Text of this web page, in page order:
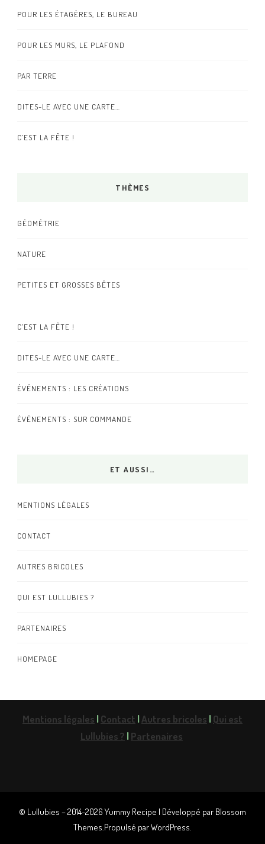
POUR LES ÉTAGÈRES, LE BUREAU
POUR LES MURS, LE PLAFOND
PAR TERRE
DITES-LE AVEC UNE CARTE…
C’EST LA FÊTE !
THÈMES
GÉOMÉTRIE
NATURE
PETITES ET GROSSES BÊTES
C’EST LA FÊTE !
DITES-LE AVEC UNE CARTE…
ÉVÉNEMENTS : LES CRÉATIONS
ÉVÉNEMENTS : SUR COMMANDE
ET AUSSI…
MENTIONS LÉGALES
CONTACT
AUTRES BRICOLES
QUI EST LULLUBIES ?
PARTENAIRES
HOMEPAGE
Mentions légales |Contact |Autres bricoles |Qui est
Lullubies ? |Partenaires
© Lullubies – 2014-2026Yummy Recipe | Développé par Blossom
Themes.Propulsé parWordPress.